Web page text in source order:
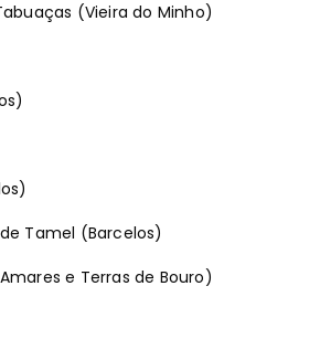
(Vieira do Minho)
Tamel (Barcelos)
e Terras de Bouro)